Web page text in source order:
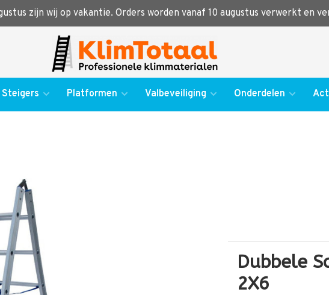
zijn wij op vakantie. Orders worden vanaf 10 augustus verwerkt en
Steigers Platformen Valbeveiliging Onderdelen
Dubbele
2X6